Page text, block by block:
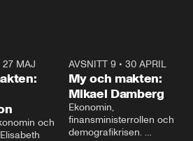
27 MAJ
och
AVSNITT 9• 30 APRIL
My och makten:
Mikael Damberg
Ekonomin,
finansministerrollen och
demografikrisen.